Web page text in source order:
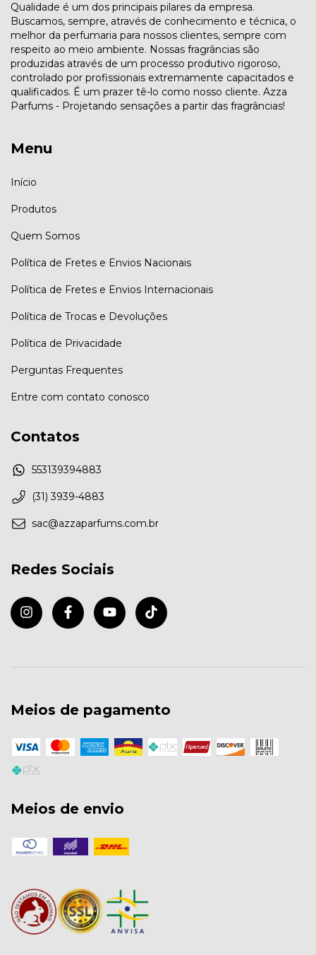
Qualidade é um dos principais pilares da empresa.
Buscamos, sempre, através de conhecimento e técnica, o
melhor da perfumaria para nossos clientes, sempre com
respeito ao meio ambiente. Nossas fragrâncias são
produzidas através de um processo produtivo rigoroso,
controlado por profissionais extremamente capacitados e
qualificados. É um prazer tê-lo como nosso cliente. Azza
Parfums - Projetando sensações a partir das fragrâncias!
Menu
Início
Produtos
Quem Somos
Política de Fretes e Envios Nacionais
Política de Fretes e Envios Internacionais
Política de Trocas e Devoluções
Política de Privacidade
Perguntas Frequentes
Entre com contato conosco
Contatos
553139394883
(31) 3939-4883
sac@azzaparfums.com.br
Redes Sociais
Meios de pagamento
Meios de envio